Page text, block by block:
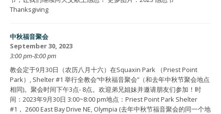
Thanksgiving
中秋福音聚会
September 30, 2023
3:00 pm-8:00 pm
教会定于9月30日（农历八月十六）在Squaxin Park （Priest Point
Park）, Shelter #1 举行全教会“中秋福音聚会”（和去年中秋节聚会地点
相同)。聚会时间下午3点- 8点。欢迎弟兄姐妹并邀请朋友们参加！时
间：2023年9月30日 3:00~8:00 pm地点：Priest Point Park Shelter
#1， 2600 East Bay Drive NE, Olympia (去年中秋节福音聚会的同一个地